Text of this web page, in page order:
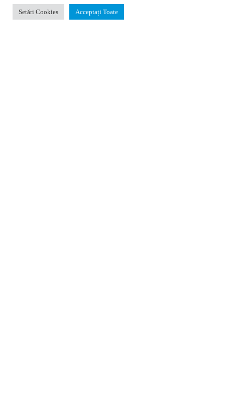
Adresa: Vlădeni, Strada Principală, Nr.152, Comuna
Setări Cookies Acceptați Toate